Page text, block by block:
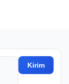
Kirim